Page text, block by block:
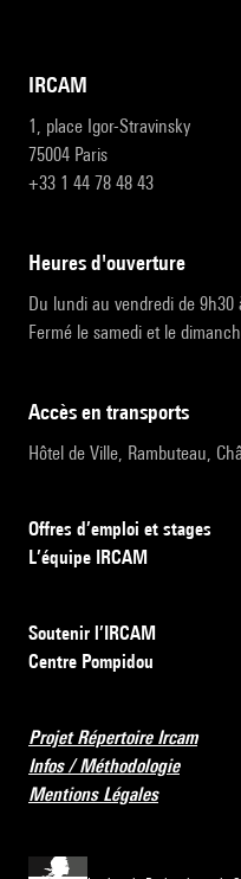
IRCAM
1, place Igor-Stravinsky
75004 Paris
+33 1 44 78 48 43
heures d'ouverture
Du lundi au vendredi de 9h30
Fermé le samedi et le
accès en transports
Hôtel de Ville, Rambuteau,
Offres d’emploi et stages
L’équipe IRCAM
Soutenir l’IRCAM
Centre Pompidou
Projet Répertoire Ircam
Infos / Méthodologie
Mentions Légales